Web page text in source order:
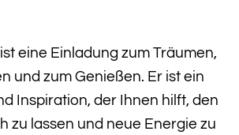
eine Einladung zum Träumen,
und zum Genießen. Er ist ein
Inspiration, der Ihnen hilft, den
zu lassen und neue Energie zu